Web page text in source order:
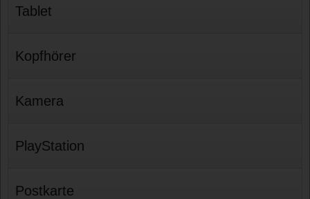
Tablet
Kopfhörer
Kamera
PlayStation
Postkarte